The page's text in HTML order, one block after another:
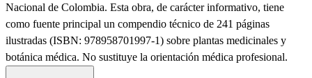
Nacional de Colombia. Esta obra, de carácter informativo, tiene
como fuente principal un compendio técnico de 241 páginas
ilustradas (ISBN: 978958701997-1) sobre plantas medicinales y
botánica médica. No sustituye la orientación médica profesional.